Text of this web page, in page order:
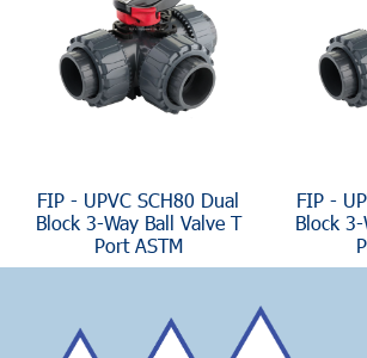
FIP - UPVC SCH80 Dual
Block 3-Way Ball Valve T
Port ASTM
FIP -
Block 3-